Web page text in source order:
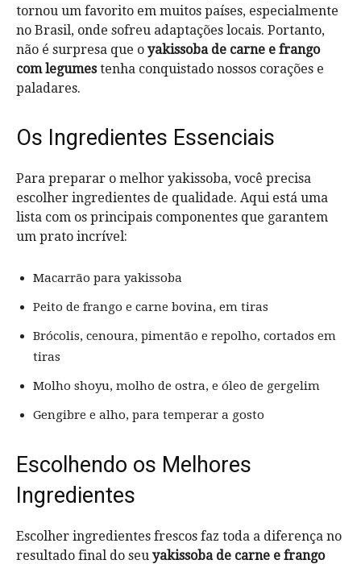
tornou um favorito em muitos países, especialmente
no Brasil, onde sofreu adaptações locais. Portanto,
não é surpresa que o yakissoba de carne e frango
com legumestenha conquistado nossos corações e
paladares.
Os Ingredientes Essenciais
Para preparar o melhor yakissoba, você precisa
escolher ingredientes de qualidade. Aqui está uma
lista com os principais componentes que garantem
um prato incrível:
Macarrão para yakissoba
Peito de frango e carne bovina, em tiras
Brócolis, cenoura, pimentão e repolho, cortados em
tiras
Molho shoyu, molho de ostra, e óleo de gergelim
Gengibre e alho, para temperar a gosto
Escolhendo os Melhores
Ingredientes
Escolher ingredientes frescos faz toda a diferença no
resultado final do seu yakissoba de carne e frango